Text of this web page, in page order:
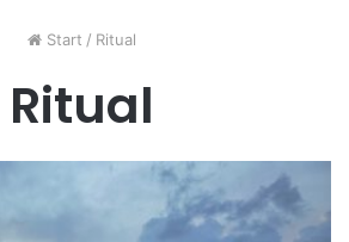
Start / Ritual
Ritual